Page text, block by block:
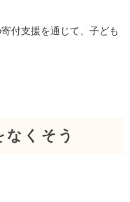
付支援を通じて、子ども
なくそう